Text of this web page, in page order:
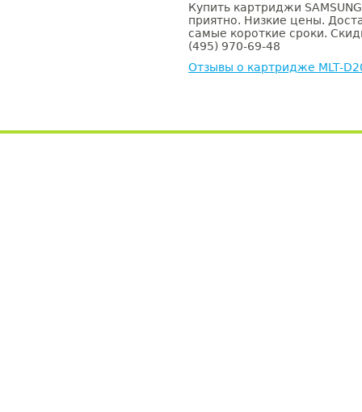
Купить картриджи
приятно. Низкие цены.
самые короткие сроки.
(495) 970-69-48
Отзывы о картридже MLT-